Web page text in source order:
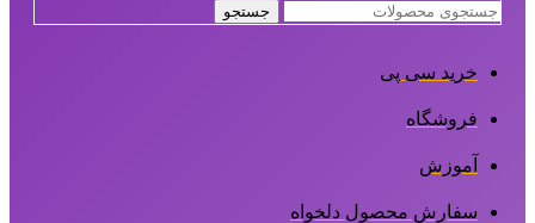
جستجو
خرید سی پی
فروشگاه
آموزش
سفارش محصول دلخواه